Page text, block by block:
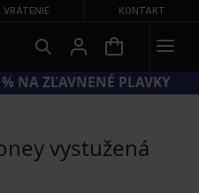
KONTAKT
NA ZĽAVNENÉ PLAVKY
vystužená